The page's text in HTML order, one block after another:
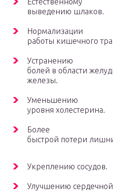
выведению шлаков.
Нормализации
работы кишечного
Устранению
болей в области
железы.
Уменьшению
уровня холестерина.
Более
быстрой потери
Укреплению сосудов.
Улучшению сердечной